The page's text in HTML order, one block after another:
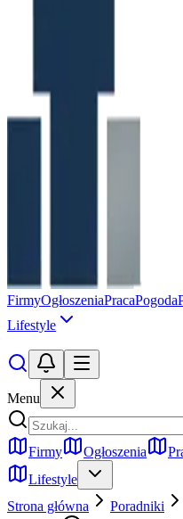
FirmyOgłoszeniaPracaPogoda
Lifestyle
Menu
Firmy Ogłoszenia
Lifestyle
Strona główna
Poradniki